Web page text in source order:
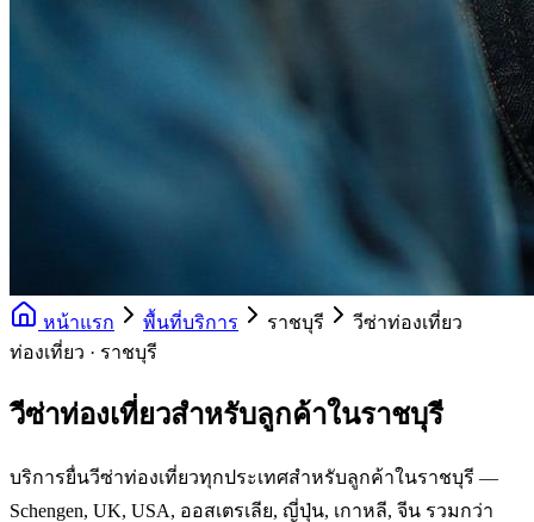
หน้าแรก พื้นที่บริการ ราชบุรี
วีซ่าท่องเที่ยว
ท่องเที่ยว · ราชบุรี
วีซ่าท่องเที่ยวสำหรับลูกค้าในราชบุรี
บริการยื่นวีซ่าท่องเที่ยวทุกประเทศสำหรับลูกค้าในราชบุรี —
Schengen, UK, USA, ออสเตรเลีย, ญี่ปุ่น, เกาหลี, จีน รวมกว่า